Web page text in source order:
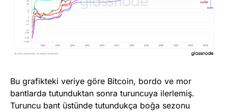
Bu grafikteki veriye göre Bitcoin, bordo ve mor
bantlarda tutunduktan sonra turuncuya ilerlemiş.
Turuncu bant üstünde tutundukça boğa sezonu